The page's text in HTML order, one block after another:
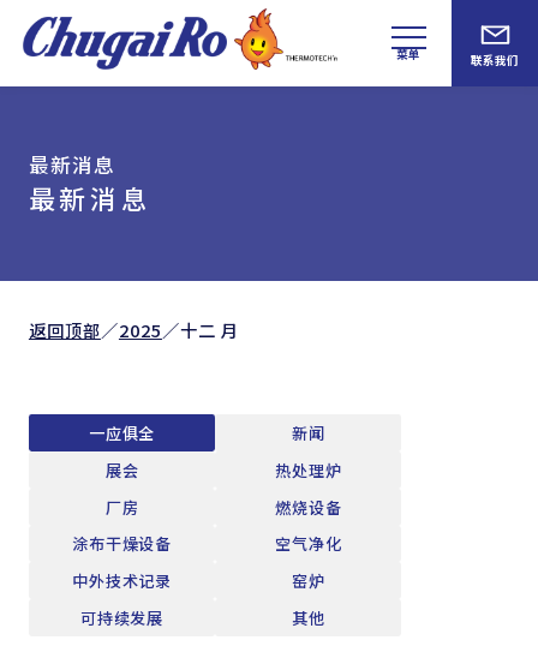
菜单 联系我们
最新消息
最新消息
返回顶部／2025／十二 月
一应俱全
新闻
展会
热处理炉
厂房
燃烧设备
涂布干燥设备
空气净化
中外技术记录
窑炉
可持续发展
其他